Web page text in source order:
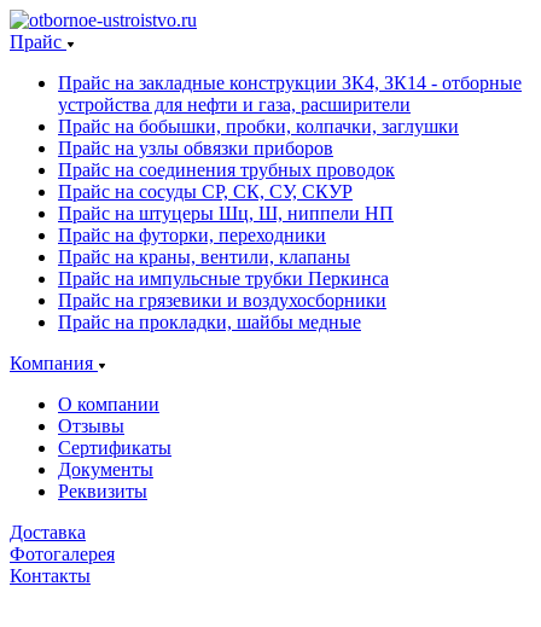
Прайс
Прайс на закладные конструкции ЗК4, ЗК14 - отборные
устройства для нефти и газа, расширители
Прайс на бобышки, пробки, колпачки, заглушки
Прайс на узлы обвязки приборов
Прайс на соединения трубных проводок
Прайс на сосуды СР, СК, СУ, СКУР
Прайс на штуцеры Шц, Ш, ниппели НП
Прайс на футорки, переходники
Прайс на краны, вентили, клапаны
Прайс на импульсные трубки Перкинса
Прайс на грязевики и воздухосборники
Прайс на прокладки, шайбы медные
Компания
О компании
Отзывы
Сертификаты
Документы
Реквизиты
Доставка
Фотогалерея
Контакты